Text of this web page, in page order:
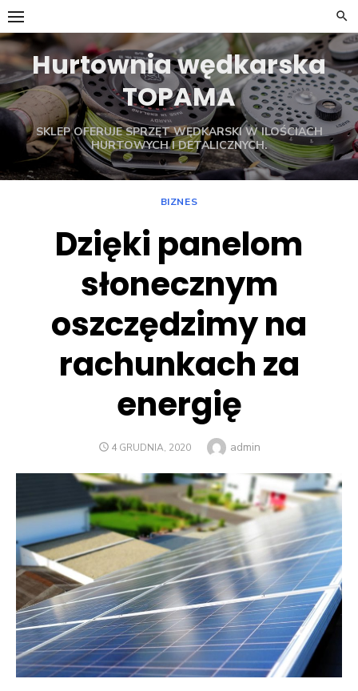
Skip
to
contentHurtownia wędkarska
TOPAMA
SKLEP OFERUJE SPRZĘT WĘDKARSKI W ILOŚCIACH
HURTOWYCH I DETALICZNYCH.
BIZNES
Dzięki panelom
słonecznym
oszczędzimy na
rachunkach za
energię
POSTED
4 GRUDNIA, 2020 Author
admin